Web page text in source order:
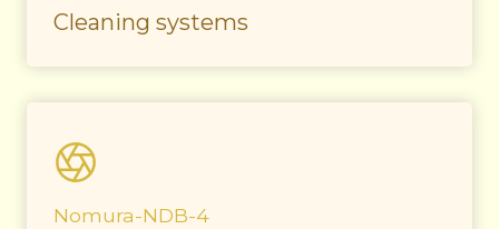
Cleaning systems
Nomura-NDB-4